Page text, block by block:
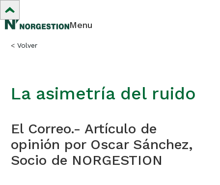
Menu
< Volver
La asimetría del ruido
El Correo.- Artículo de
opinión por Oscar Sánchez,
Socio de NORGESTION